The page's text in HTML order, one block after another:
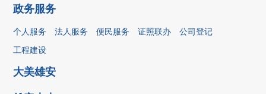
政务服务
个人服务 法人服务 便民服务 证照联办
公司登记
工程建设
大美雄安